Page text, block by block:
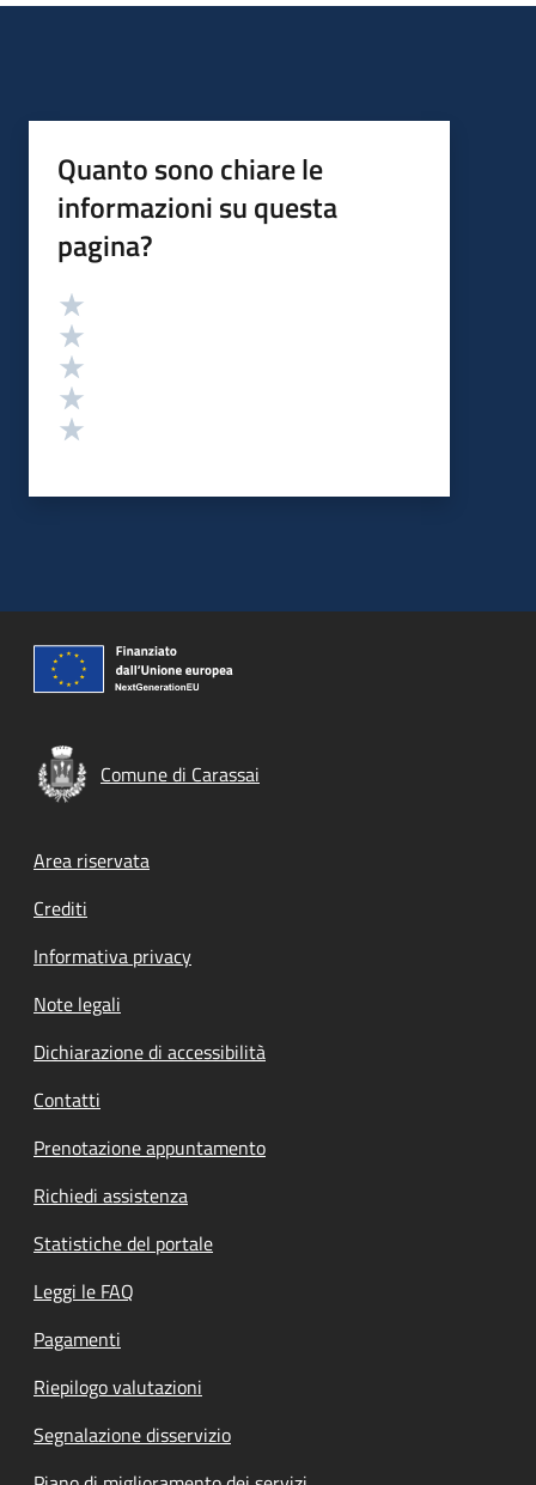
Quanto sono chiare le
informazioni su questa
pagina?
Valutazione
Comune di Carassai
Footer menu
Area riservata
Crediti
Informativa privacy
Note legali
Dichiarazione di accessibilità
Contatti
Prenotazione appuntamento
Richiedi assistenza
Statistiche del portale
Leggi le FAQ
Pagamenti
Riepilogo valutazioni
Segnalazione disservizio